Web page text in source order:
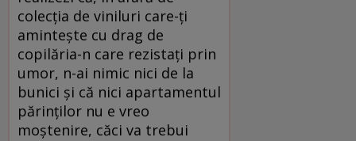
colecția de viniluri care-ți
amintește cu drag de
copilăria-n care rezistați prin
umor, n-ai nimic nici de la
bunici și că nici apartamentul
părinților nu e vreo
moștenire, căci va trebui